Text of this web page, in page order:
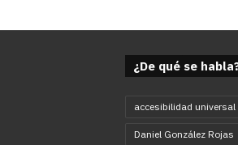
¿De qué se
accesibilidad universal
Daniel González Rojas